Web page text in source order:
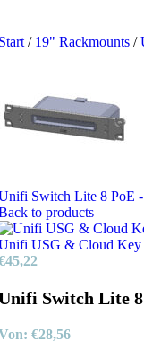
/ 19" Rackmounts /
Switch Lite 8 PoE
to products
USG & Cloud Key
45,22
Switch Lite
€28,56